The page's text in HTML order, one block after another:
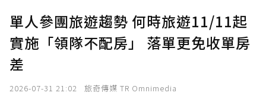
確認送出
單人參團旅遊趨勢 何時旅遊11/11起
實施「領隊不配房」 落單更免收單房
差
2026-07-31 21:02 旅奇傳媒 TR Omnimedia